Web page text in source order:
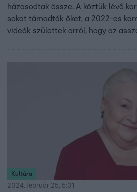
házasodtak össze. A köztük lévő
sokat támadták őket, a 2022-es
videók születtek arról, hogy az
Kultúra
2024. február 25. 5:01